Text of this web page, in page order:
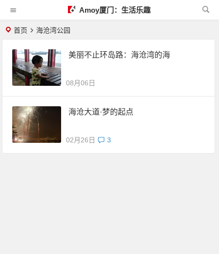
Amoy厦门：生活乐趣
首页 海沧湾公园
美丽不止环岛路：海沧湾的海
08月06日
海沧大道·梦的起点
02月26日 3